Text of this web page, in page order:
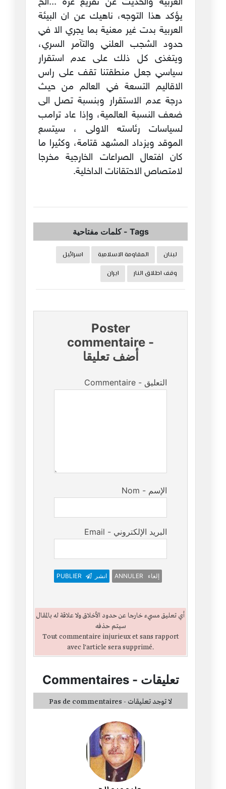
يؤكد هذا التوجه، ناهيك عن ان البيئة
العربية بدت غير معنية بما يجري الا في
حدود الشجب العلني والتآمر السري،
ويتغذى كل ذلك على عدم استقرار
سياسي جعل منطقتنا تقف على راس
الاقاليم التسعة في العالم من حيث
درجة عدم الاستقرار وبنسبة تصل الى
ضعف النسبة العالمية، وإذا عاد ترامب
لسياسات رئاسته الاولى ، سيتسع
الموقد ويزداد المشهد قتامة، وكثيرا ما
كان افتعال الصراعات الخارجية مخرجا
لامتصاص الاحتقانات الداخلية.
Tags
-كلمات مفتاحية
لبنان المقاومة الاسلامية
اسرائيل
وقف اطلاق النار
ايران
Poster
commentaire -
أضف تعليقا
Commentaire - التعليق
Nom - الإسم
Email - البريد الإلكتروني
PUBLIER انشر ANNULER إلغاء
أي تعليق مسيء خارجا عن حدود الأخلاق ولا علاقة له بالمقال
سيتم حذفه
Tout commentaire injurieux et sans rapport
avec l'article sera supprimé.
Commentaires- تعليقات
Pas de commentaires - لا توجد تعليقات